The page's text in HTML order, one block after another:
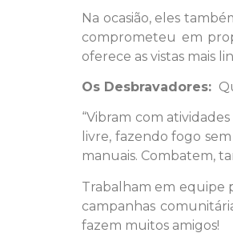
Na ocasião, eles
comprometeu em
oferece as vistas mais
Os Desbravadores:
“Vibram com
livre, fazendo fogo
manuais. Combatem,
Trabalham em equipe
campanhas
fazem muitos amigos!